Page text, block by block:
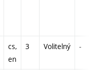
cs,
en
3 Volitelný -